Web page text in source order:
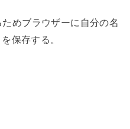
めブラウザーに自分の名
保存する。